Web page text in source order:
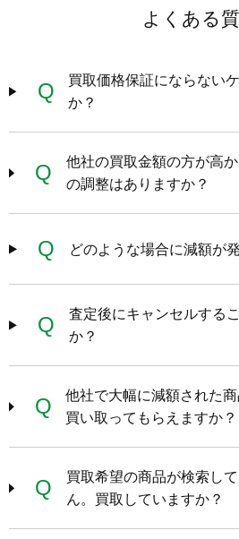
よくある
Q
買取価格保証にならない
か？
Q
他社の買取金額の方が高
の調整はありますか？
Q どのような場合に減額が
Q
査定後にキャンセルする
か？
Q
他社で大幅に減額された
買い取ってもらえますか？
Q
買取希望の商品が検索し
ん。買取していますか？